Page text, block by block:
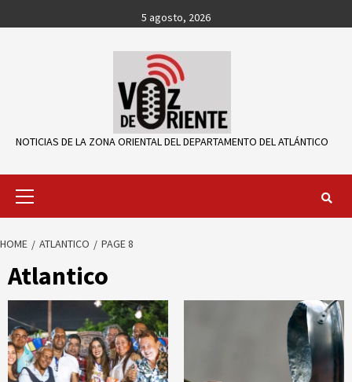
to
5 agosto, 2026
NOTICIAS DE LA ZONA ORIENTAL DEL DEPARTAMENTO DEL ATLÁNTICO
Primary
HOME ATLANTICO PAGE 8
Atlantico